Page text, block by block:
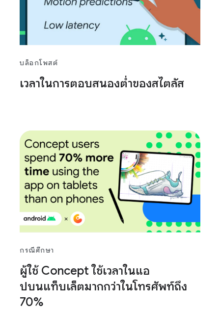
บล็อกโพสต์
เวลาในการตอบสนองต่ำของสไตลัส
กรณีศึกษา
ผู้ใช้ Concept ใช้เวลาในแอ
ปบนแท็บเล็ตมากกว่าในโทรศัพท์ถึง
70%